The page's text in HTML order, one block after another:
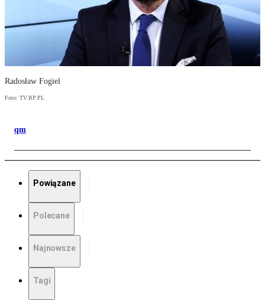
Radosław Fogiel
Foto: TV.RP.PL
qm
Powiązane
Polecane
Najnowsze
Tagi